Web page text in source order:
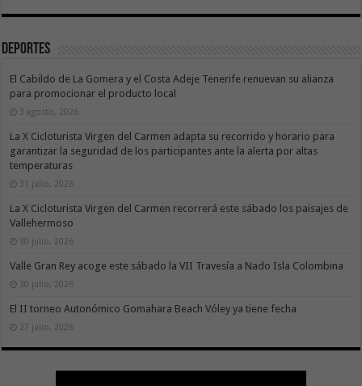
Deportes
El Cabildo de La Gomera y el Costa Adeje Tenerife renuevan su alianza
para promocionar el producto local
3 agosto, 2026
La X Cicloturista Virgen del Carmen adapta su recorrido y horario para
garantizar la seguridad de los participantes ante la alerta por altas
temperaturas
31 julio, 2026
La X Cicloturista Virgen del Carmen recorrerá este sábado los paisajes de
Vallehermoso
30 julio, 2026
Valle Gran Rey acoge este sábado la VII Travesía a Nado Isla Colombina
30 julio, 2026
El II torneo Autonómico Gomahara Beach Vóley ya tiene fecha
27 julio, 2026